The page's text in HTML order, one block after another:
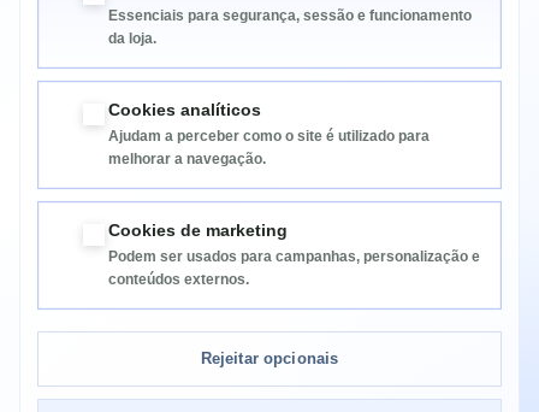
Informação
Categorias
Informação da Loja
Essenciais para segurança, sessão e funcionamento
da loja.
Cookies analíticos
Ajudam a perceber como o site é utilizado para
melhorar a navegação.
Cookies de marketing
Podem ser usados para campanhas, personalização e
conteúdos externos.
Rejeitar opcionais